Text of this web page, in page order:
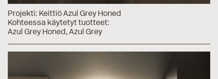
Projekti: Keittiö Azul Grey Honed
Kohteessa käytetyt tuotteet:
Azul Grey Honed Azul Grey